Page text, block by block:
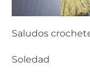
Saludos
Soledad